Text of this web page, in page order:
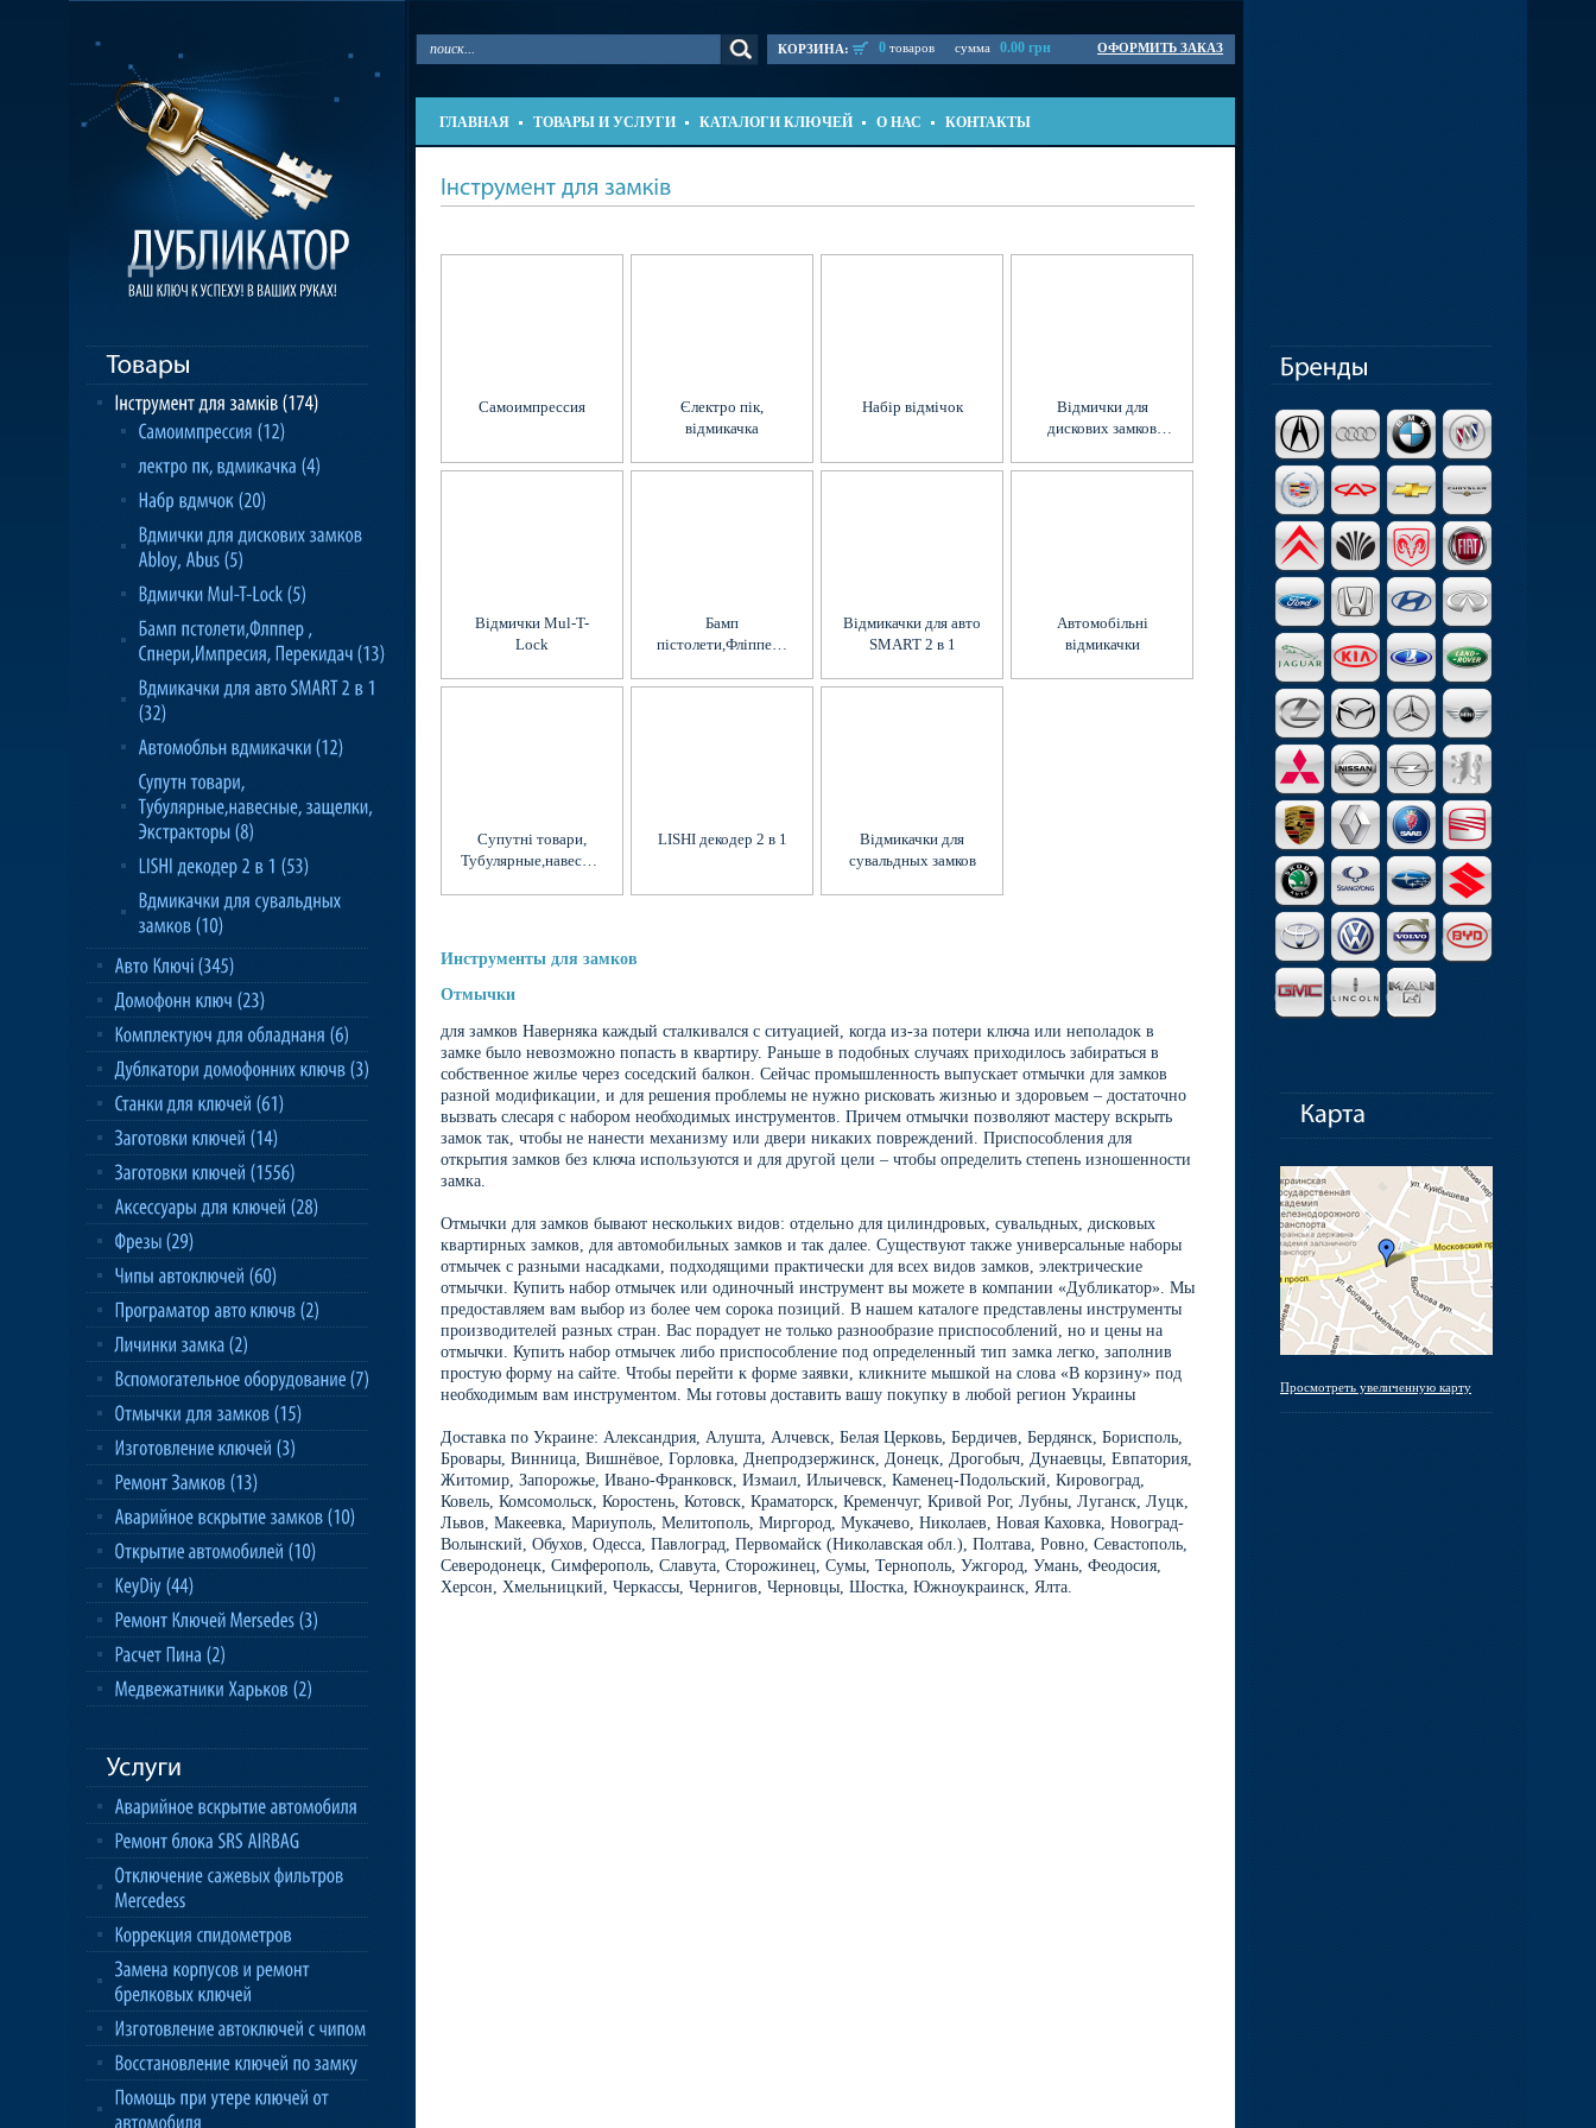
КОРЗИНА: 0 товаров сумма 0.00 грн ОФОРМИТЬ ЗАКАЗ
ГЛАВНАЯ ТОВАРЫ И УСЛУГИ КАТАЛОГИ КЛЮЧЕЙ О НАС КОНТАКТЫ
Самоимпрессия
Єлектро пік,
відмикачка
Набір відмічок
Відмички для
дискових замков
Відмички Mul-T-
Lock
Бамп
пістолети,Фліппер ,
Перекидачі
Відмикачки для авто
SMART 2 в 1
Автомобільні
відмикачки
Супутні товари,
Тубулярные,навесные,
LISHI декодер 2 в 1
Відмикачки для
сувальдных замков
Инструменты для замков
Отмычки
для замков Наверняка каждый сталкивался с ситуацией, когда из-за потери ключа или неполадок в
замке было невозможно попасть в квартиру. Раньше в подобных случаях приходилось забираться в
собственное жилье через соседский балкон. Сейчас промышленность выпускает отмычки для замков
разной модификации, и для решения проблемы не нужно рисковать жизнью и здоровьем – достаточно
вызвать слесаря с набором необходимых инструментов. Причем отмычки позволяют мастеру вскрыть
замок так, чтобы не нанести механизму или двери никаких повреждений. Приспособления для
открытия замков без ключа используются и для другой цели – чтобы определить степень изношенности
замка.
Отмычки для замков бывают нескольких видов: отдельно для цилиндровых, сувальдных, дисковых
квартирных замков, для автомобильных замков и так далее. Существуют также универсальные наборы
отмычек с разными насадками, подходящими практически для всех видов замков, электрические
отмычки. Купить набор отмычек или одиночный инструмент вы можете в компании «Дубликатор». Мы
предоставляем вам выбор из более чем сорока позиций. В нашем каталоге представлены инструменты
производителей разных стран. Вас порадует не только разнообразие приспособлений, но и цены на
отмычки. Купить набор отмычек либо приспособление под определенный тип замка легко, заполнив
простую форму на сайте. Чтобы перейти к форме заявки, кликните мышкой на слова «В корзину» под
необходимым вам инструментом. Мы готовы доставить вашу покупку в любой регион Украины
Доставка по Украине: Александрия, Алушта, Алчевск, Белая Церковь, Бердичев, Бердянск, Бориспoль,
Бровары, Винница, Вишнёвое, Горловка, Днепродзержинск, Донецк, Дрогобыч, Дунаевцы, Евпатория,
Житомир, Запорожье, Ивано-Франковск, Измаил, Ильичевск, Каменец-Подольский, Кировоград,
Ковель, Комсомольск, Коростень, Котовск, Краматорск, Кременчуг, Кривой Рог, Лубны, Луганск, Луцк,
Львов, Макеевка, Мариуполь, Мелитополь, Миргород, Мукачево, Николаев, Новая Каховка, Новоград-
Волынский, Обухов, Одесcа, Павлоград, Первомайск (Николавская обл.), Полтава, Ровно, Севастополь,
Северодонецк, Симферополь, Славута, Сторожинец, Сумы, Тернополь, Ужгород, Умань, Феодосия,
Херсон, Хмельницкий, Черкассы, Чернигов, Черновцы, Шостка, Южноукраинск, Ялта.
Просмотреть увеличенную карту